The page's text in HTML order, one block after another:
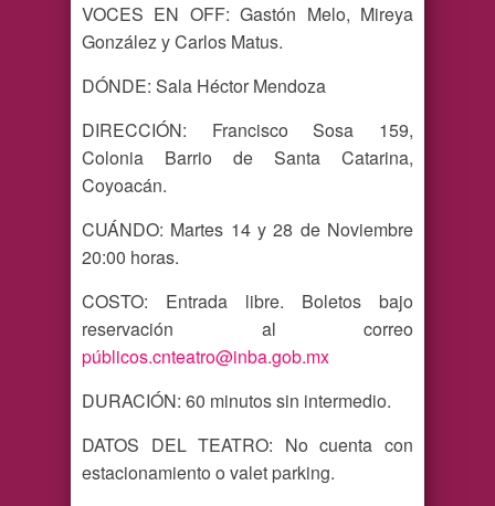
VOCES EN OFF: Gastón Melo, Mireya
González y Carlos Matus.
DÓNDE: Sala Héctor Mendoza
DIRECCIÓN: Francisco Sosa 159,
Colonia Barrio de Santa Catarina,
Coyoacán.
CUÁNDO: Martes 14 y 28 de Noviembre
20:00 horas.
COSTO: Entrada libre. Boletos bajo
reservación al correo
públicos.cnteatro@inba.gob.mx
DURACIÓN: 60 minutos sin intermedio.
DATOS DEL TEATRO: No cuenta con
estacionamiento o valet parking.